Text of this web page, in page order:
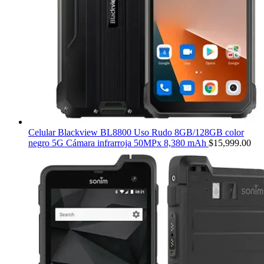
Celular Blackview BL8800 Uso Rudo 8GB/128GB color
negro 5G Cámara infrarroja 50MPx 8,380 mAh $15,999.00